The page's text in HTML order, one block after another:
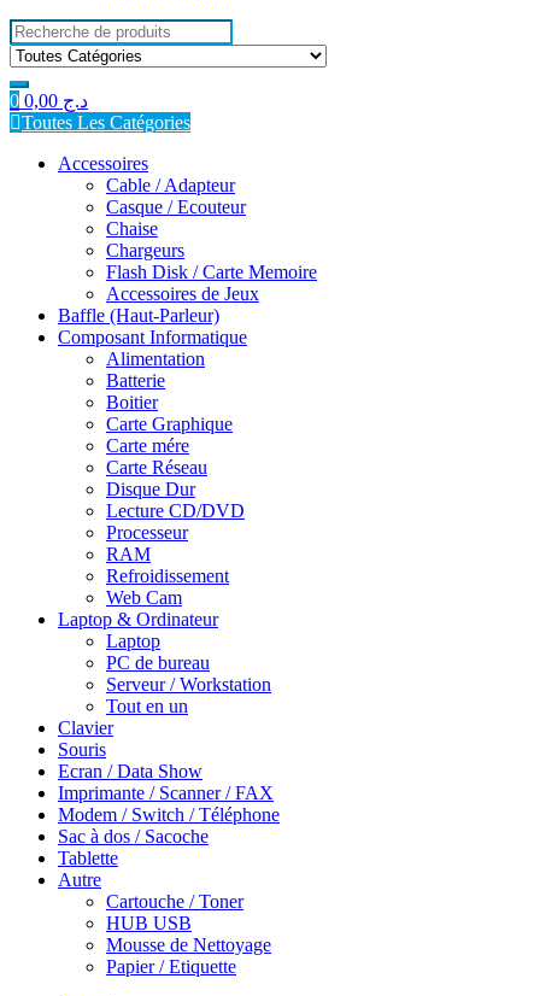
Search
for:
0 د.ج
Toutes Les Catégories
Accessoires
Cable / Adapteur
Casque / Ecouteur
Chaise
Chargeurs
Flash Disk / Carte Memoire
Accessoires de Jeux
Baffle (Haut-Parleur)
Composant Informatique
Alimentation
Batterie
Boitier
Carte Graphique
Carte mére
Carte Réseau
Disque Dur
Lecture CD/DVD
Processeur
RAM
Refroidissement
Web Cam
Laptop & Ordinateur
Laptop
PC de bureau
Serveur / Workstation
Tout en un
Clavier
Souris
Ecran / Data Show
Imprimante / Scanner / FAX
Modem / Switch / Téléphone
Sac à dos / Sacoche
Tablette
Autre
Cartouche / Toner
HUB USB
Mousse de Nettoyage
Papier / Etiquette